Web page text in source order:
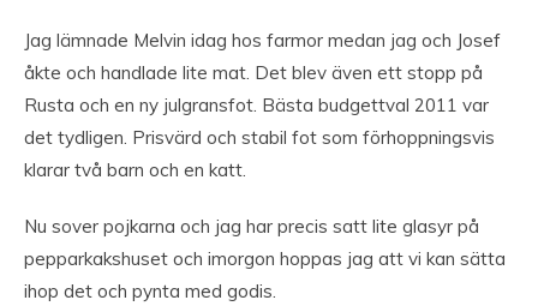
Jag lämnade Melvin idag hos farmor medan jag och Josef
åkte och handlade lite mat. Det blev även ett stopp på
Rusta och en ny julgransfot. Bästa budgettval 2011 var
det tydligen. Prisvärd och stabil fot som förhoppningsvis
klarar två barn och en katt.
Nu sover pojkarna och jag har precis satt lite glasyr på
pepparkakshuset och imorgon hoppas jag att vi kan sätta
ihop det och pynta med godis.